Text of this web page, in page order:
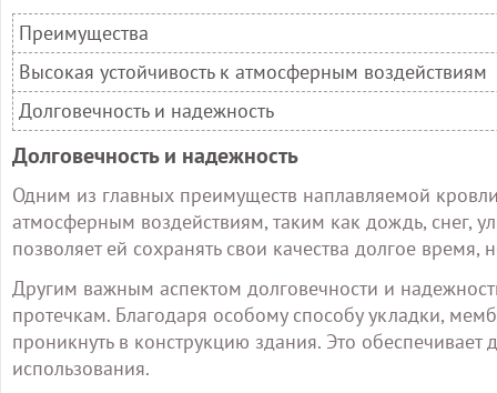
Преимущества
Высокая устойчивость к атмосферным воздействиям
Долговечность и надежность
Долговечность и надежность
Одним из главных преимуществ наплавляемой
атмосферным воздействиям, таким как дождь, снег,
позволяет ей сохранять свои качества долгое
Другим важным аспектом долговечности и
протечкам. Благодаря особому способу укладки,
проникнуть в конструкцию здания. Это
использования.